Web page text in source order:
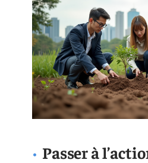
Passer à